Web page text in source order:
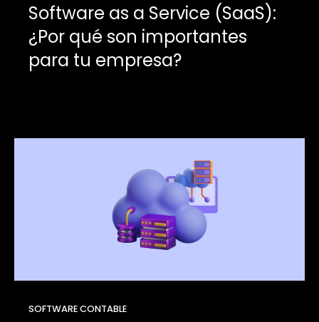
Software as a Service (SaaS):
¿Por qué son importantes
para tu empresa?
SOFTWARE CONTABLE